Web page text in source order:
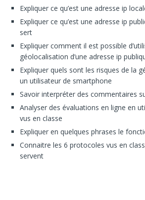
Expliquer ce qu’est une adresse ip
Expliquer ce qu’est une adresse ip
sert
Expliquer comment il est possible
géolocalisation d’une adresse ip
Expliquer quels sont les risques de la
un utilisateur de smartphone
Savoir interpréter des commentaires
Analyser des évaluations en ligne en
vus en classe
Expliquer en quelques phrases le
Connaitre les 6 protocoles vus en
servent